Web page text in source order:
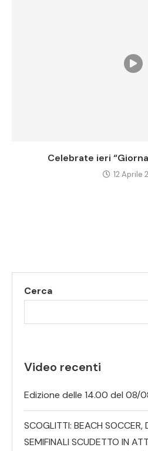
Celebrate ieri
12 Aprile
Cerca
Video recenti
Edizione delle 14.00 del 08/
SCOGLITTI: BEACH SOCCER,
SEMIFINALI SCUDETTO IN